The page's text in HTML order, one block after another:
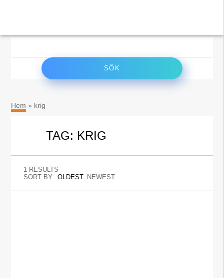
Hem » krig
TAG: KRIG
1 RESULTS
SORT BY: OLDEST NEWEST